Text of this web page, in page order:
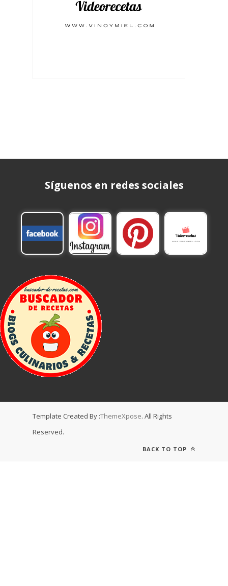
Síguenos en redes sociales
Template Created By :ThemeXpose. All Rights
Reserved.
BACK TO TOP